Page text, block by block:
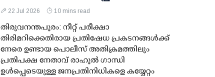
22 Jul 2026 10 mins read
തിരുവനന്തപുരം: നീറ്റ് പരീക്ഷാ
തിരിമറിക്കെതിരായ പ്രതിഷേധ പ്രകടനങ്ങള്‍ക്ക്
നേരെ ഉണ്ടായ പൊലീസ് അതിക്രമത്തിലും
പ്രതിപക്ഷ നേതാവ് രാഹുല്‍ ഗാന്ധി
ഉള്‍പ്പെടെയുള്ള ജനപ്രതിനിധികളെ കയ്യേറ്റം